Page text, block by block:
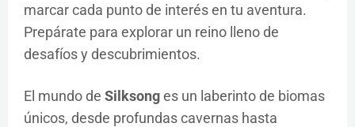
marcar cada punto de interés en tu aventura.
Prepárate para explorar un reino lleno de
desafíos y descubrimientos.
El mundo de Silksonges un laberinto de biomas
únicos, desde profundas cavernas hasta